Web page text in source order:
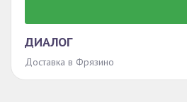
ДИАЛОГ
Доставка в Фрязино